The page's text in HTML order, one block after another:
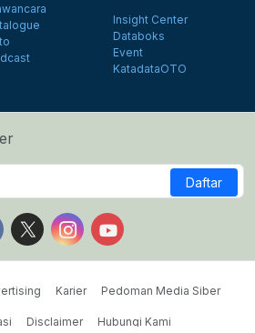
Insight Center
Databoks
Event
KatadataOTO
Daftar
Follow us on Facebook
Follow us on X
Follow us on Instagram
Follow us on
Karier Pedoman Media Siber
Disclaimer Hubungi Kami